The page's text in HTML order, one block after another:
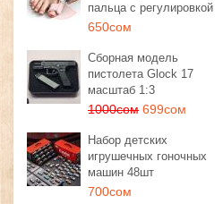
пальца с регулировкой
650сом
Сборная модель
пистолета Glock 17
масштаб 1:3
1000сом 699сом
Набор детских
игрушечных гоночных
машин 48шт
700сом